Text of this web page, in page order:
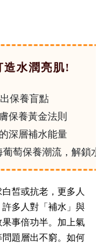
造水潤亮肌!
保養盲點
保養黃金法則
深層補水能量
葡萄保養潮流，解鎖水
皙或抗老，更多人
多人對「補水」與
果事倍功半。加上氣
題層出不窮。如何